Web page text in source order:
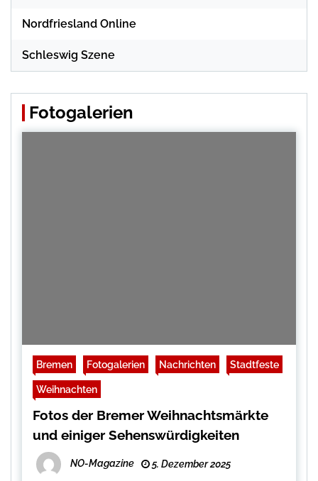
Nordfriesland Online
Schleswig Szene
Fotogalerien
Bremen Fotogalerien Nachrichten Stadtfeste
Weihnachten
Fotos der Bremer Weihnachtsmärkte
und einiger Sehenswürdigkeiten
NO-Magazine 5. Dezember 2025